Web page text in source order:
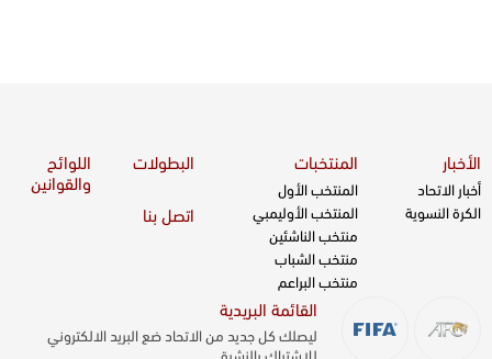
الأخبار
أخبار الاتحاد
الكرة النسوية
المنتخبات
المنتخب الأول
المنتخب الأوليمبي
منتخب الناشئين
منتخب الشباب
منتخب البراعم
البطولات
اللوائح
والقوانين
اتصل بنا
القائمة البريدية
ليصلك كل جديد من الاتحاد ضع البريد الالكتروني